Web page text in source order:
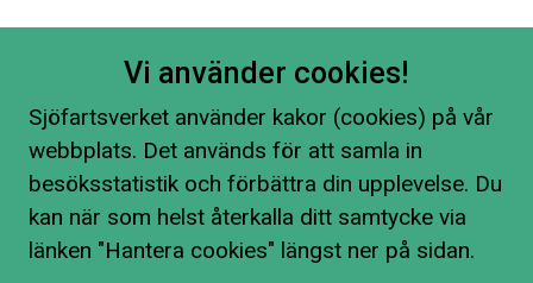
Vi använder cookies!
Sjöfartsverket använder kakor (cookies) på vår
webbplats. Det används för att samla in
besöksstatistik och förbättra din upplevelse. Du
kan när som helst återkalla ditt samtycke via
länken "Hantera cookies" längst ner på sidan.